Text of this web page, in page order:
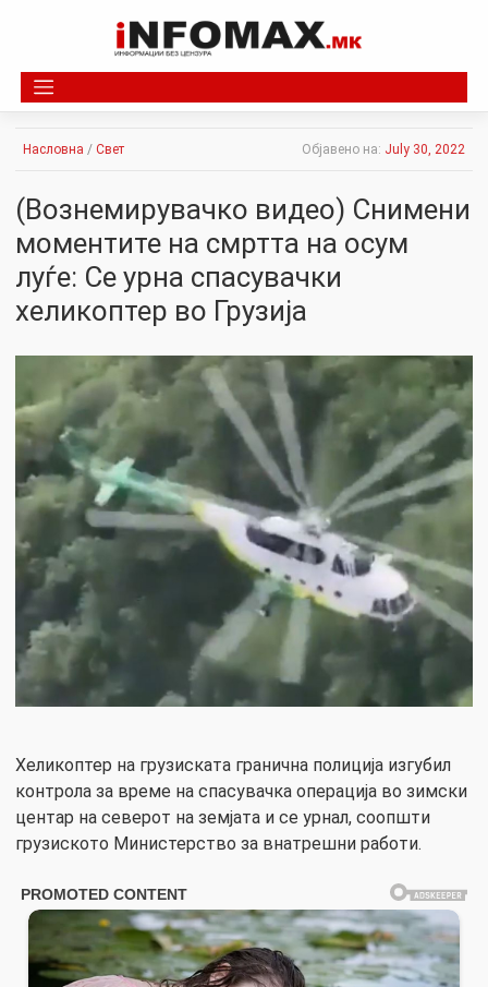
Насловна / Свет Објавено на: July 30, 2022
(Вознемирувачко видео) Снимени
моментите на смртта на осум
луѓе: Се урна спасувачки
хеликоптер во Грузија
Хеликоптер на грузиската гранична полиција изгубил
контрола за време на спасувачка операција во зимски
центар на северот на земјата и се урнал, соопшти
грузиското Министерство за внатрешни работи.